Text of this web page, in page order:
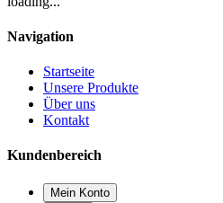
Navigation
Startseite
Unsere Produkte
Über uns
Kontakt
Kundenbereich
Mein Konto